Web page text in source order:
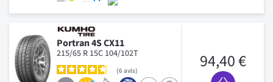
Portran 4S CX11
215/65 R 15C 104/102T
6avis 94,40 €